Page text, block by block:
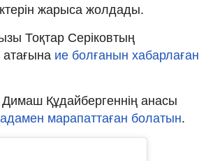
жарыса жолдады.
Тоқтар Серіковтың
атағына ие болғанын хабарлаған
Құдайбергеннің анасы
марапаттаған болатын.